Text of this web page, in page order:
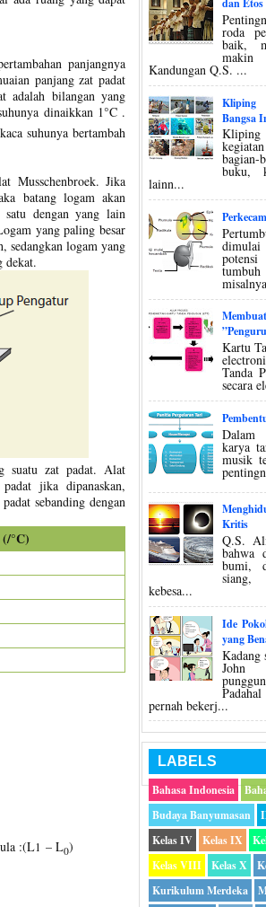
panjangnya
panjang zat padat
adalah bilangan yang
dinaikkan 1°C .
suhunya bertambah
Musschenbroek. Jika
batang logam akan
satu dengan yang lain
yang paling besar
sedangkan logam yang
dekat.
suatu zat padat. Alat
jika dipanaskan,
sebanding dengan
(/°C)
:(L1 – L0)
dan
roda
baik,
Kandungan Q.S. ...
Kliping
Bangsa
buku,
lainn...
Kartu
Tanda
secara
Dalam
karya
musik
Kritis
Q.S.
bahwa
bumi,
siang,
kebesa...
Ide
yang
Kadang
John
pernah bekerj...
LABELS
Bahasa Indonesia
Budaya Banyumasan
Kelas IV
Kelas IX
Kelas VIII
Kelas X
Kurikulum Merdeka